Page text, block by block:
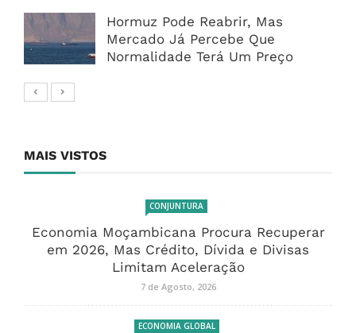
Hormuz Pode Reabrir, Mas
Mercado Já Percebe Que
Normalidade Terá Um Preço
MAIS VISTOS
CONJUNTURA
Economia Moçambicana Procura Recuperar
em 2026, Mas Crédito, Dívida e Divisas
Limitam Aceleração
7 de Agosto, 2026
ECONOMIA GLOBAL